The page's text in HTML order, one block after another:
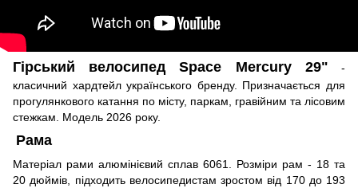
Гірський велосипед Space Mercury 29" -
класичний хардтейл українського бренду. Призначається для
прогулянкового катання по місту, паркам, гравійним та лісовим
стежкам. Модель 2026 року.
Рама
Матеріал рами алюмінієвий сплав 6061. Розміри рам - 18 та
20 дюймів, підходить велосипедистам зростом від 170 до 193